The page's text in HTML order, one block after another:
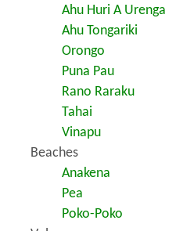
Ahu Huri A Urenga
Ahu Tongariki
Orongo
Puna Pau
Rano Raraku
Tahai
Vinapu
Beaches
Anakena
Pea
Poko-Poko